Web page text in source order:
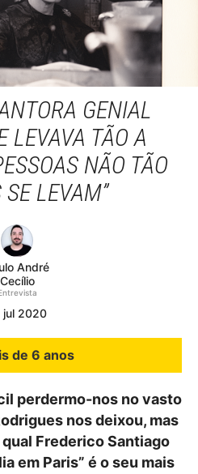
GENIAL
LEVAVA TÃO A
NÃO TÃO
LEVAM”
André
Cecílio
jul 2020
de 6 anos
perdermo-nos no vasto
nos deixou, mas
Frederico Santiago
em Paris” é o seu mais
Ichai